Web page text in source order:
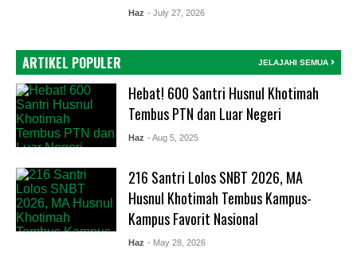
Haz - July 27, 2026
ARTIKEL POPULER JELAJAHI SEMUA
Hebat! 600 Santri Husnul Khotimah
Tembus PTN dan Luar Negeri
Haz - Aug 5, 2025
216 Santri Lolos SNBT 2026, MA
Husnul Khotimah Tembus Kampus-
Kampus Favorit Nasional
Haz - May 28, 2026